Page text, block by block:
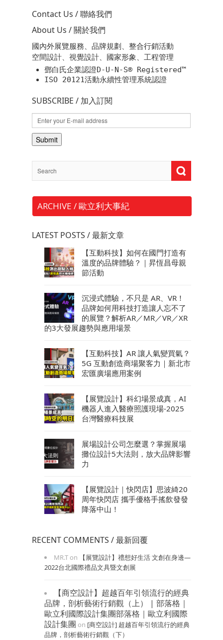
Contact Us / 聯絡我們
About Us / 關於我們
國內外展覽服務、品牌規劃、整合行銷活動
空間設計、視覺設計、國家形象、工程管理
鄧白氏企業認證D-U-N-S® Registered™
ISO 20121活動永續性管理系統認證
SUBSCRIBE / 加入訂閱
ARCHIVE / 歐立利大事紀
LATEST POSTS / 最新文章
【互動科技】如何在國門打造有
溫度的品牌體驗？｜昇恆昌母親
節活動
沉浸式體驗，不只是 AR、VR！
品牌如何用科技打造讓人忘不了
的展覽？解析AR／MR／VR／XR
的3大發展趨勢與應用場景
【互動科技】AR 讓人氣變買氣？
5G 互動創造商場聚客力｜新北市
宏匯廣場應用案例
【展覽設計】科幻場景成真，AI
機器人進入醫療照護現場-2025
台灣醫療科技展
展場設計公司怎麼選？掌握展場
攤位設計5大法則，放大品牌影響
力
【展覽設計｜快閃店】思波綺20
周年快閃店 攜手優格手搖飲發發
降落中山！
RECENT COMMENTS / 最新回覆
MR.T on
【展覽設計】禮想好生活 文創在身邊—
2022台北國際禮品文具暨文創展
【商空設計】超越百年引領流行的經典
品牌，剖析藝術行銷觀（上） | 部落格｜
歐立利國際設計集團部落格｜歐立利國際
設計集團 on [商空設計] 超越百年引領流行的經典
品牌，剖析藝術行銷觀（下）